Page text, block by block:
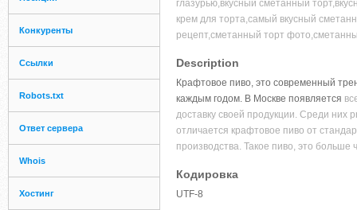
Конкуренты
Ссылки
Robots.txt
Ответ сервера
Whois
Хостинг
глазурью,вкусный сметанный
крем для торта,самый вкусный
рецепт,сметанный торт
Description
Крафтовое пиво, это современный
каждым годом. В Москве появляется
доставку своей продукции. Среди них
отличается крафтовое пиво от
производства. Такое пиво, это больше
Кодировка
UTF-8